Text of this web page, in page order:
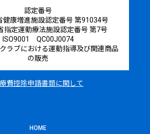
認定番号
健康増進施設認定番号 第91034号
指定運動療法施設認定番号 第7号
ISO9001 QC00J0074
ラブにおける運動指導及び関連商品
の販売
費控除申請書類に関して
HOME